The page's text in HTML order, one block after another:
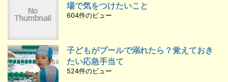
場で気をつけたいこと
604件のビュー
子どもがプールで溺れたら？覚えておき
たい応急手当て
524件のビュー